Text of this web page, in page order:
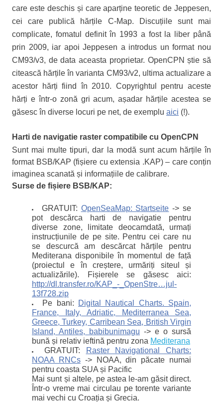
care este deschis și care aparține teoretic de Jeppesen,
cei care publică hărțile C-Map. Discuțiile sunt mai
complicate, fomatul definit în 1993 a fost la liber până
prin 2009, iar apoi Jeppesen a introdus un format nou
CM93/v3, de data aceasta proprietar. OpenCPN știe să
citească hărțile în varianta CM93/v2, ultima actualizare a
acestor hărți fiind în 2010. Copyrightul pentru aceste
hărți e într-o zonă gri acum, așadar hărțile acestea se
găsesc în diverse locuri pe net, de exemplu aici (!).
Harti de navigatie raster compatibile cu OpenCPN
Sunt mai multe tipuri, dar la modă sunt acum hărțile în
format BSB/KAP (fișiere cu extensia .KAP) – care conțin
imaginea scanată și informațiile de calibrare.
Surse de fișiere BSB/KAP:
GRATUIT: OpenSeaMap: Startseite -> se
pot descărca harti de navigatie pentru
diverse zone, limitate deocamdată, urmați
instrucțiunile de pe site. Pentru cei care nu
se descurcă am descărcat hărțile pentru
Mediterana disponibile în momentul de față
(proiectul e în creștere, urmăriți siteul și
actualizările). Fișierele se găsesc aici:
http://dl.transfer.ro/KAP_-_OpenStre…jul-
13f728.zip
Pe bani:
Digital Nautical Charts. Spain,
France, Italy, Adriatic, Mediterranea Sea,
Greece, Turkey, Carribean Sea, British Virgin
Island, Antiles, babibunimagu -> e o sursă
bună și relativ ieftină pentru zona Mediterana
GRATUIT:
Raster Navigational Charts:
NOAA RNCs-> NOAA, din păcate numai
pentru coasta SUA și Pacific
Mai sunt și altele, pe astea le-am găsit direct.
Într-o vreme mai circulau pe torente variante
mai vechi cu Croația și Grecia.